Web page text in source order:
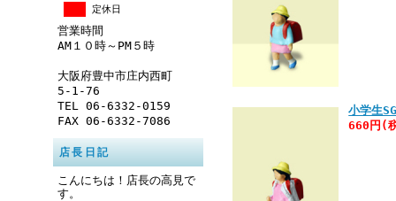
定休日
営業時間
AM１０時～PM５時
大阪府豊中市庄内西町
5-1-76
TEL 06-6332-0159
FAX 06-6332-7086
店長日記
こんにちは！店長の高見で
す。
小学生
660円(